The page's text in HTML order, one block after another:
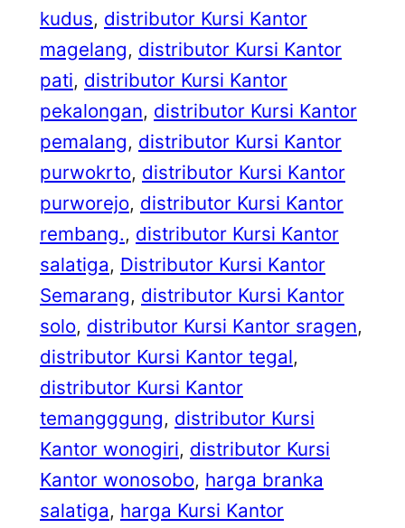
kudus, distributor Kursi Kantor
magelang, distributor Kursi Kantor
pati, distributor Kursi Kantor
pekalongan, distributor Kursi Kantor
pemalang, distributor Kursi Kantor
purwokrto, distributor Kursi Kantor
purworejo, distributor Kursi Kantor
rembang., distributor Kursi Kantor
salatiga, Distributor Kursi Kantor
Semarang, distributor Kursi Kantor
solo, distributor Kursi Kantor sragen
distributor Kursi Kantor tegal
distributor Kursi Kantor
temangggung, distributor Kursi
Kantor wonogiri, distributor Kursi
Kantor wonosobo, harga branka
salatiga, harga Kursi Kantor